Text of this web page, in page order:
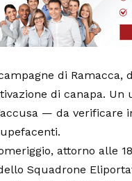
di Ramacca,
di canapa. Un
— da verificare
attorno alle
Squadrone